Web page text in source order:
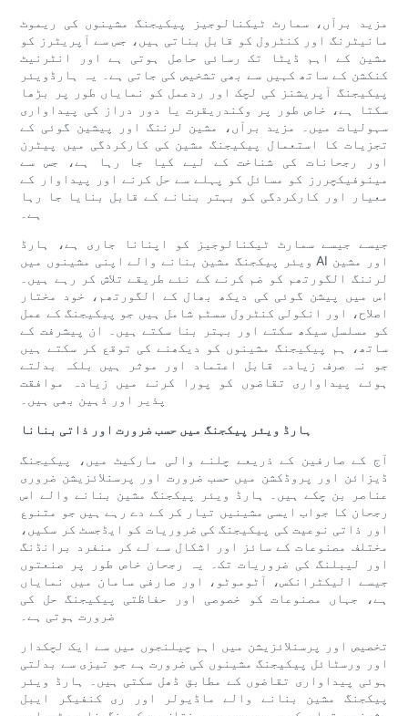
مزید برآں، سمارٹ ٹیکنالوجیز پیکیجنگ مشینوں کی ریموٹ
مانیٹرنگ اور کنٹرول کو قابل بناتی ہیں، جس سے آپریٹرز کو
مشین کے اہم ڈیٹا تک رسائی حاصل ہوتی ہے اور انٹرنیٹ
کنکشن کے ساتھ کہیں سے بھی تشخیص کی جاتی ہے۔ یہ ہارڈویئر
پیکیجنگ آپریشنز کی لچک اور ردعمل کو نمایاں طور پر بڑھا
سکتا ہے، خاص طور پر وکندریقرت یا دور دراز کی پیداواری
سہولیات میں۔ مزید برآں، مشین لرننگ اور پیشین گوئی کے
تجزیات کا استعمال پیکیجنگ مشین کی کارکردگی میں پیٹرن
اور رجحانات کی شناخت کے لیے کیا جا رہا ہے، جس سے
مینوفیکچررز کو مسائل کو پہلے سے حل کرنے اور پیداوار کے
معیار اور کارکردگی کو بہتر بنانے کے قابل بنایا جا رہا
ہے۔
جیسے جیسے سمارٹ ٹیکنالوجیز کو اپنانا جاری ہے، ہارڈ
ویئر پیکجنگ مشین بنانے والے اپنی مشینوں میں AI اور مشین
لرننگ الگورتھم کو ضم کرنے کے نئے طریقے تلاش کر رہے ہیں۔
اس میں پیشن گوئی کی دیکھ بھال کے الگورتھم، خود مختار
اصلاح، اور انکولی کنٹرول سسٹم شامل ہیں جو پیکیجنگ کے عمل
کو مسلسل سیکھ سکتے اور بہتر بنا سکتے ہیں۔ ان پیشرفت کے
ساتھ، ہم پیکیجنگ مشینوں کو دیکھنے کی توقع کر سکتے ہیں
جو نہ صرف زیادہ قابل اعتماد اور موثر ہیں بلکہ بدلتے
ہوئے پیداواری تقاضوں کو پورا کرنے میں زیادہ موافقت
پذیر اور ذہین بھی ہیں۔
ہارڈ ویئر پیکجنگ میں حسب ضرورت اور ذاتی بنانا
آج کے صارفین کے ذریعے چلنے والی مارکیٹ میں، پیکیجنگ
ڈیزائن اور پروڈکشن میں حسب ضرورت اور پرسنلائزیشن ضروری
عناصر بن چکے ہیں۔ ہارڈ ویئر پیکجنگ مشین بنانے والے اس
رجحان کا جواب ایسی مشینیں تیار کر کے دے رہے ہیں جو متنوع
اور ذاتی نوعیت کی پیکیجنگ کی ضروریات کو ایڈجسٹ کر سکیں،
مختلف مصنوعات کے سائز اور اشکال سے لے کر منفرد برانڈنگ
اور لیبلنگ کی ضروریات تک۔ یہ رجحان خاص طور پر صنعتوں
جیسے الیکٹرانکس، آٹوموٹو، اور صارفی سامان میں نمایاں
ہے، جہاں مصنوعات کو خصوصی اور حفاظتی پیکیجنگ حل کی
ضرورت ہوتی ہے۔
تخصیص اور پرسنلائزیشن میں اہم چیلنجوں میں سے ایک لچکدار
اور ورسٹائل پیکیجنگ مشینوں کی ضرورت ہے جو تیزی سے بدلتی
ہوئی پیداواری تقاضوں کے مطابق ڈھل سکتی ہیں۔ ہارڈ ویئر
پیکجنگ مشین بنانے والے ماڈیولر اور ری کنفیگر ایبل